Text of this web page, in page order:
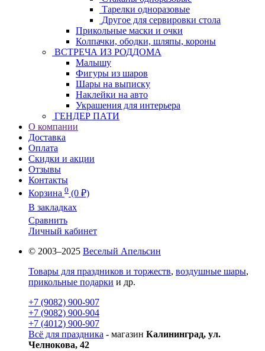
Тарелки одноразовые
Другое для сервировки стола
Прикольные маски и очки
Колпачки, ободки, шляпы, короны
ВСТРЕЧА ИЗ РОДДОМА
Малышу
Фигуры из шаров
Шары на выписку
Наклейки на авто
Украшения для интерьера
ГЕНДЕР ПАТИ
О компании
Доставка
Оплата
Скидки и акции
Отзывы
Контакты
Корзина 0 (0 ₽)
В закладках
Сравнить
Личный кабинет
© 2003–2025 Веселый Апельсин
Товары для праздников и торжеств, воздушные шары,
прикольные подарки и др.
+7 (9082) 900-907
+7 (9082) 900-904
+7 (4012) 900-907
Всё для праздника - магазин Калининград, ул.
Челнокова, 42